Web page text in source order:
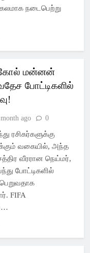
நடைபெற்று
கோல் மன்னன்
போட்டிகளில்
ago 0
ரசிகர்களுக்கு
வகையில், அந்த
வீரரான நெய்மர்,
போட்டிகளில்
FIFA